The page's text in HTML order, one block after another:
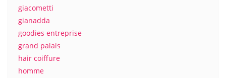
giacometti
gianadda
goodies entreprise
grand palais
hair coiffure
homme